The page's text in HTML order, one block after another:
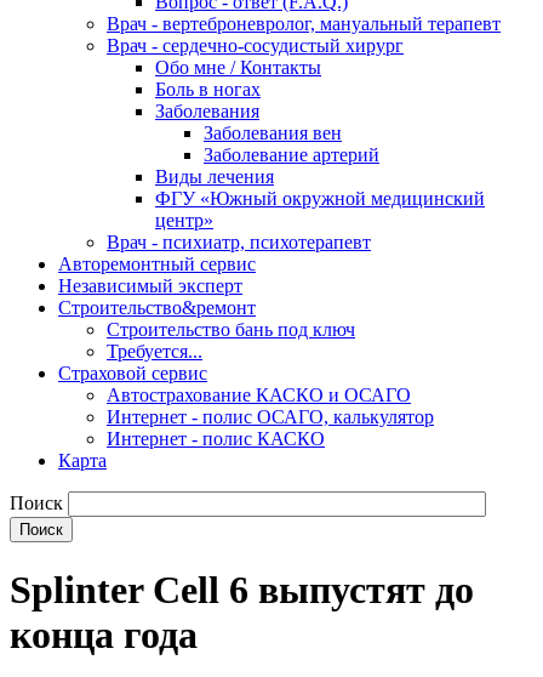
Врач - вертеброневролог, мануальный терапевт
Врач - сердечно-сосудистый хирург
Обо мне / Контакты
Боль в ногах
Заболевания
Заболевания вен
Заболевание артерий
Виды лечения
ФГУ «Южный окружной медицинский
центр»
Врач - психиатр, психотерапевт
Авторемонтный сервис
Независимый эксперт
Строительство&ремонт
Строительство бань под ключ
Требуется...
Страховой сервис
Автострахование КАСКО и ОСАГО
Интернет - полис ОСАГО, калькулятор
Интернет - полис КАСКО
Карта
Поиск
Splinter Cell 6 выпустят до
конца года